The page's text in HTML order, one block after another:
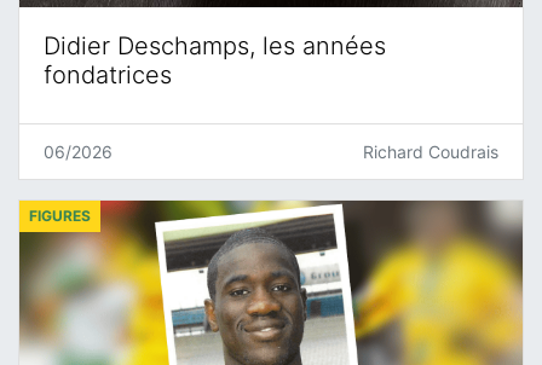
Didier Deschamps, les années
fondatrices
06/2026 Richard Coudrais
FIGURES